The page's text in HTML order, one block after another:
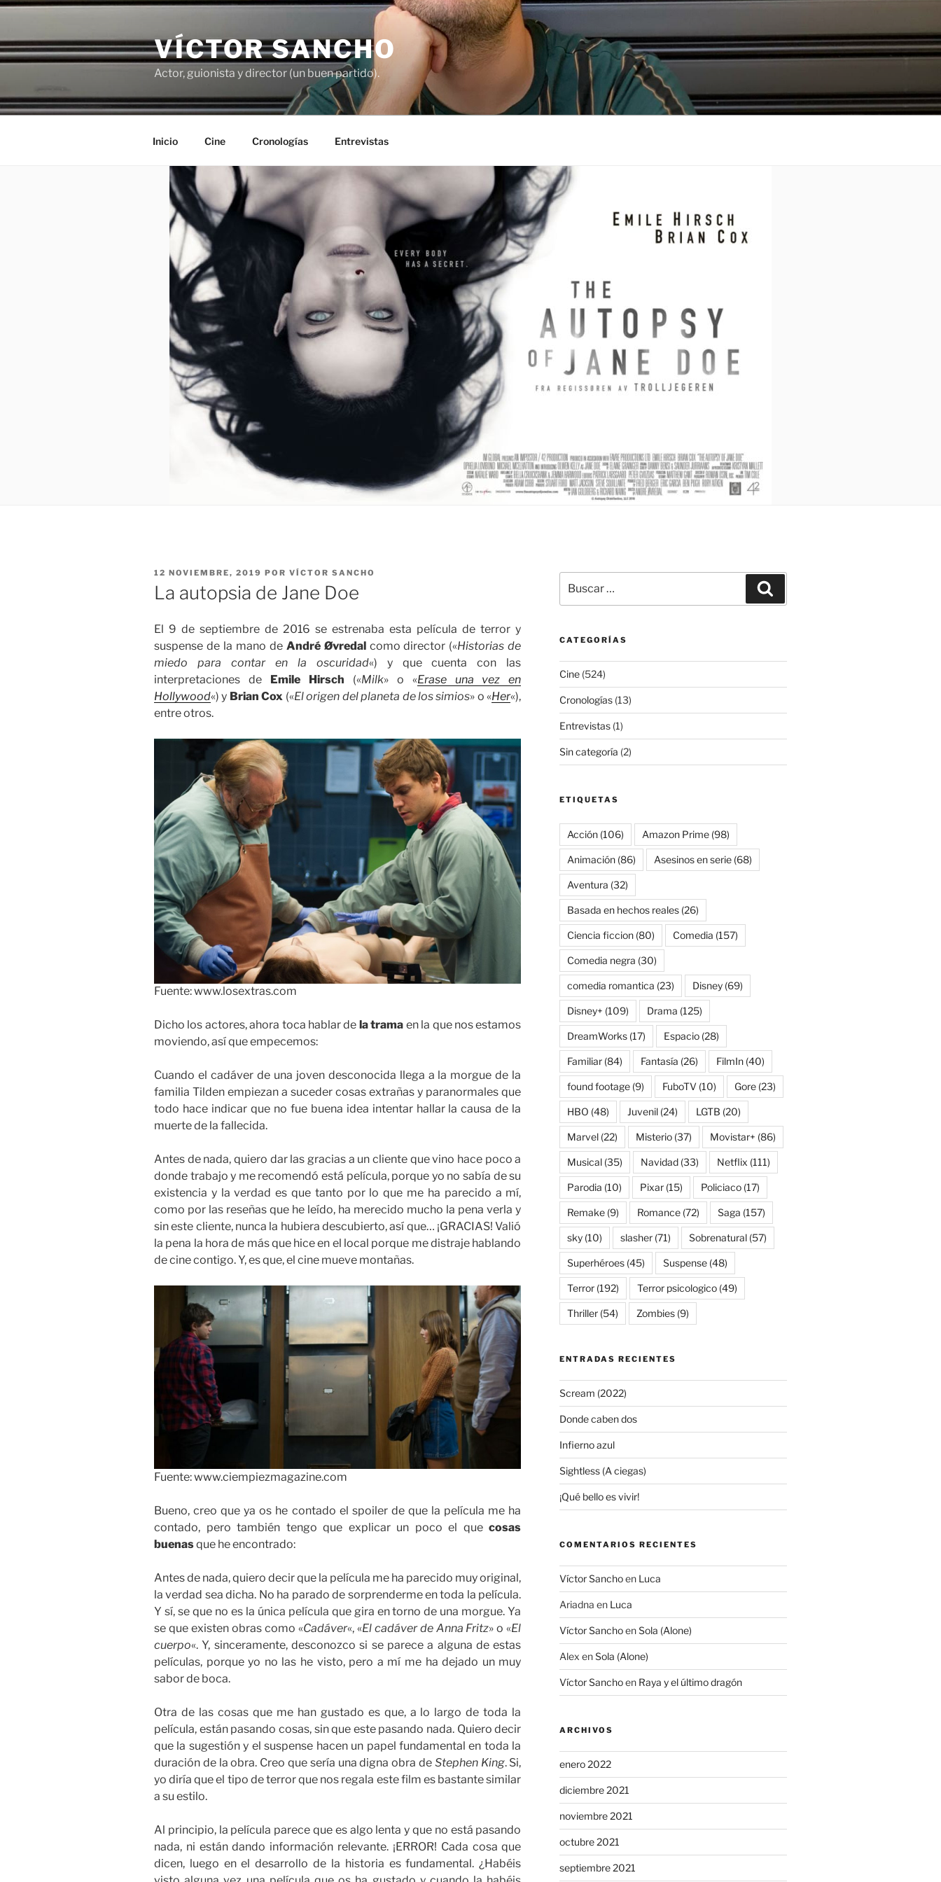
Saltar
contenido
VÍCTOR SANCHO
Actor, guionista y director (un buen partido).
Inicio Cine Cronologías Entrevistas
PUBLICADO
EL
12 NOVIEMBRE, 2019 POR VÍCTOR SANCHO
La autopsia de Jane Doe
El 9 de septiembre de 2016 se estrenaba esta película de terror y
suspense de la mano de André Øvredal como director («Historias de
miedo para contar en la oscuridad«) y que cuenta con las
interpretaciones deEmile Hirsch («Milk» o «Erase una vez en
Hollywood«) y Brian Cox («El origen del planeta de los simios» o «Her«),
entre otros.
Fuente: www.losextras.com
Dicho los actores, ahora toca hablar de la trama en la que nos estamos
moviendo, así que empecemos:
Cuando el cadáver de una joven desconocida llega a la morgue de la
familia Tilden empiezan a suceder cosas extrañas y paranormales que
todo hace indicar que no fue buena idea intentar hallar la causa de la
muerte de la fallecida.
Antes de nada, quiero dar las gracias a un cliente que vino hace poco a
donde trabajo y me recomendó está película, porque yo no sabía de su
existencia y la verdad es que tanto por lo que me ha parecido a mí,
como por las reseñas que he leído, ha merecido mucho la pena verla y
sin este cliente, nunca la hubiera descubierto, así que… ¡GRACIAS! Valió
la pena la hora de más que hice en el local porque me distraje hablando
de cine contigo. Y, es que, el cine mueve montañas.
Fuente: www.ciempiezmagazine.com
Bueno, creo que ya os he contado el spoiler de que la película me ha
contado, pero también tengo que explicar un poco el quecosas
buenasque he encontrado:
Antes de nada, quiero decir que la película me ha parecido muy original,
la verdad sea dicha. No ha parado de sorprenderme en toda la película.
Y sí, se que no es la única película que gira en torno de una morgue. Ya
se que existen obras como «Cadáver«, «El cadáver de Anna Fritz» o «El
cuerpo«. Y, sinceramente, desconozco si se parece a alguna de estas
películas, porque yo no las he visto, pero a mí me ha dejado un muy
sabor de boca.
Otra de las cosas que me han gustado es que, a lo largo de toda la
película, están pasando cosas, sin que este pasando nada. Quiero decir
que la sugestión y el suspense hacen un papel fundamental en toda la
duración de la obra. Creo que sería una digna obra deStephen King. Si,
yo diría que el tipo de terror que nos regala este film es bastante similar
a su estilo.
Al principio, la película parece que es algo lenta y que no está pasando
nada, ni están dando información relevante. ¡ERROR! Cada cosa que
dicen, luego en el desarrollo de la historia es fundamental. ¿Habéis
por:
CATEGORÍAS
Cine(524)
Cronologías(13)
Entrevistas(1)
Sin categoría (2)
ETIQUETAS
Acción(106) Amazon Prime(98)
Animación(86) Asesinos en serie(68)
Aventura (32)
Basada en hechos reales(26)
Ciencia ficcion(80) Comedia (157)
Comedia negra (30)
comedia romantica (23) Disney(69)
Disney+ (109) Drama (125)
DreamWorks(17) Espacio(28)
Familiar(84) Fantasía (26) FilmIn(40)
found footage(9) FuboTV (10) Gore(23)
HBO (48) Juvenil(24) LGTB (20)
Marvel(22) Misterio(37) Movistar+ (86)
Musical(35) Navidad(33) Netflix (111)
Parodia (10) Pixar(15) Policiaco(17)
Remake(9) Romance(72) Saga (157)
sky(10) slasher(71) Sobrenatural(57)
Superhéroes(45) Suspense(48)
Terror(192) Terror psicologico(49)
Thriller(54) Zombies(9)
ENTRADAS RECIENTES
Scream (2022)
Donde caben dos
Infierno azul
Sightless (A ciegas)
¡Qué bello es vivir!
COMENTARIOS RECIENTES
Víctor Sanchoen Luca
Ariadna en Luca
Víctor SanchoenSola (Alone)
Alex enSola (Alone)
Víctor Sanchoen Raya y el último dragón
ARCHIVOS
enero 2022
diciembre 2021
noviembre 2021
octubre 2021
septiembre 2021